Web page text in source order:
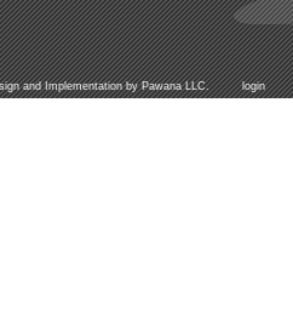
and Implementation byPawana LLC. login